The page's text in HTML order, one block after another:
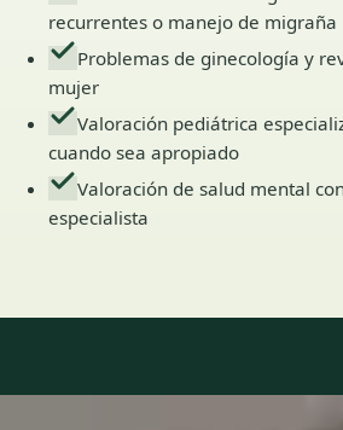
recurrentes o manejo de migraña
Problemas de ginecología y
mujer
Valoración pediátrica
cuando sea apropiado
Valoración de salud mental
especialista